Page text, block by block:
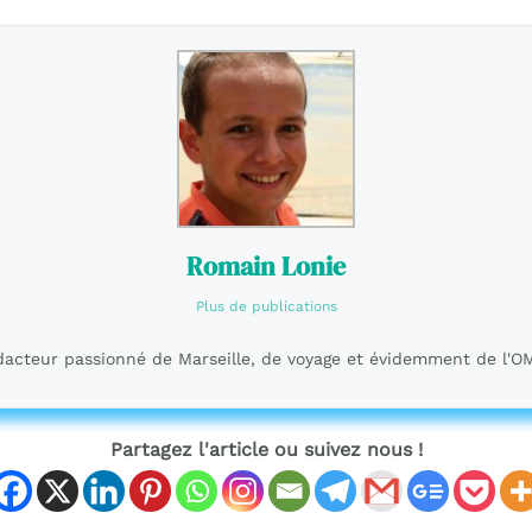
Romain Lonie
Plus de publications
passionné de Marseille, de voyage et évidemment de
Partagez l'article ou suivez nous !